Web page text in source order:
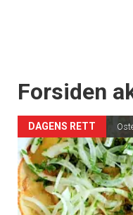
Forsiden
DAGENS RETT